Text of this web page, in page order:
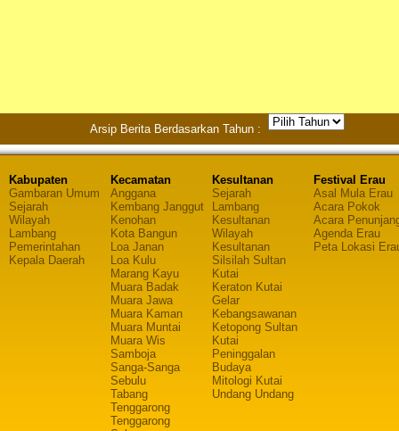
Arsip Berita Berdasarkan Tahun :
Kabupaten
Gambaran Umum
Sejarah
Wilayah
Lambang
Pemerintahan
Kepala Daerah
Kecamatan
Anggana
Kembang Janggut
Kenohan
Kota Bangun
Loa Janan
Loa Kulu
Marang Kayu
Muara Badak
Muara Jawa
Muara Kaman
Muara Muntai
Muara Wis
Samboja
Sanga-Sanga
Sebulu
Tabang
Tenggarong
Tenggarong
Kesultanan
Sejarah
Lambang
Kesultanan
Wilayah
Kesultanan
Silsilah Sultan
Kutai
Keraton Kutai
Gelar
Kebangsawanan
Ketopong Sultan
Kutai
Peninggalan
Budaya
Mitologi Kutai
Undang Undang
Festival Erau
Asal Mula Erau
Acara Pokok
Acara
Agenda Erau
Peta Lokasi